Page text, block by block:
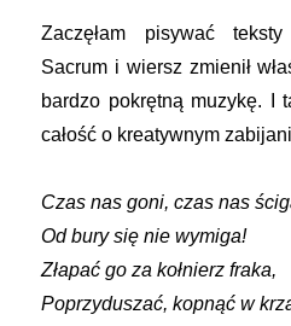
Zaczęłam pisywać
Sacrum i wiersz zmienił
bardzo pokrętną muzykę. I
całość o kreatywnym
Czas nas goni, czas nas
Od bury się nie wymiga!
Złapać go za kołnierz fraka,
Poprzyduszać, kopnąć w